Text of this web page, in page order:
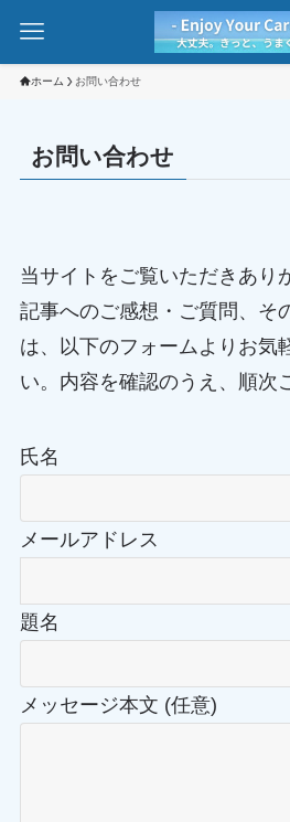
ホーム お問い合わせ
お問い合わせ
当サイトをご覧いただきあり
記事へのご感想・ご質問、そ
は、以下のフォームよりお気
い。内容を確認のうえ、順次
氏名
メールアドレス
題名
メッセージ本文 (任意)